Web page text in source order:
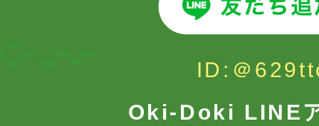
ID:＠
Oki-Doki LINE